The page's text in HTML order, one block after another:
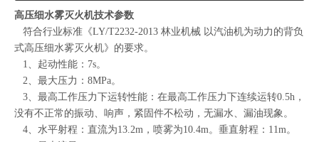
高压细水雾灭火机技术参数
符合行业标准《LY/T2232-2013 林业机械 以汽油机为动力的背负
式高压细水雾灭火机》的要求。
1、起动性能：7s。
2、最大压力：8MPa。
3、最高工作压力下运转性能：在最高工作压力下连续运转0.5h，
没有不正常的振动、响声，紧固件不松动，无漏水、漏油现象。
4、水平射程：直流为13.2m，喷雾为10.4m。垂直射程：11m。